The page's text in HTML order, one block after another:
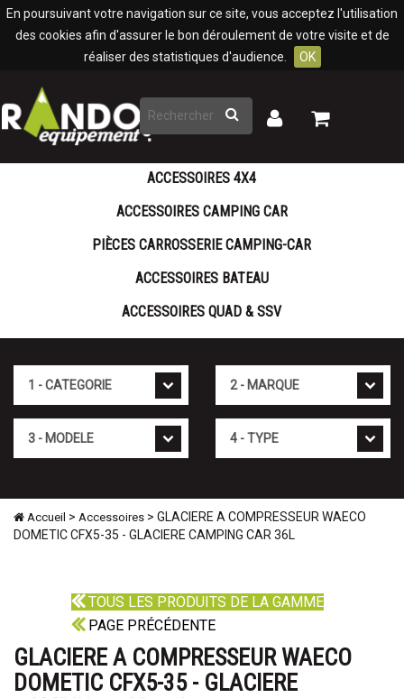
En poursuivant votre navigation sur ce site, vous acceptez l'utilisation
des cookies afin d'assurer le bon déroulement de votre visite et de
réaliser des statistiques d'audience.
OK
Rechercher
Mon
Mon
ACCESSOIRES 4X4
ACCESSOIRES CAMPING CAR
PIÈCES CARROSSERIE CAMPING-CAR
ACCESSOIRES BATEAU
ACCESSOIRES QUAD & SSV
Accueil > Accessoires > GLACIERE A COMPRESSEUR WAECO
DOMETIC CFX5-35 - GLACIERE CAMPING CAR 36L
TOUS LES PRODUITS DE LA GAMME
PAGE PRÉCÉDENTE
GLACIERE A COMPRESSEUR WAECO
DOMETIC CFX5-35 - GLACIERE
Panneau de gestion des cookies